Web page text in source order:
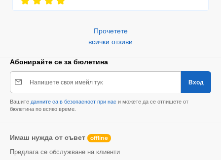
Прочетете
всички отзиви
Абонирайте се за бюлетина
Напишете своя имейл тук Вход
Вашите данните са в безопасност при нас и можете да се отпишете от
бюлетина по всяко време.
Имаш нужда от съвет offline
Предлага се обслужване на клиенти